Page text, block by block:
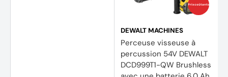
Prix coûtants
DEWALT MACHINES
Perceuse visseuse à
percussion 54V DEWALT
DCD999T1-QW Brushless